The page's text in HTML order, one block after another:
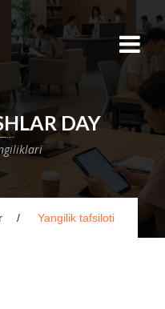
DAY
Yangilik tafsiloti